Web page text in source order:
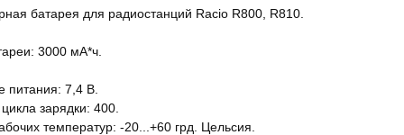
батарея для радиостанций Racio R800, R810.
3000 мА*ч.
питания: 7,4 В.
зарядки: 400.
температур: -20...+60 грд. Цельсия.